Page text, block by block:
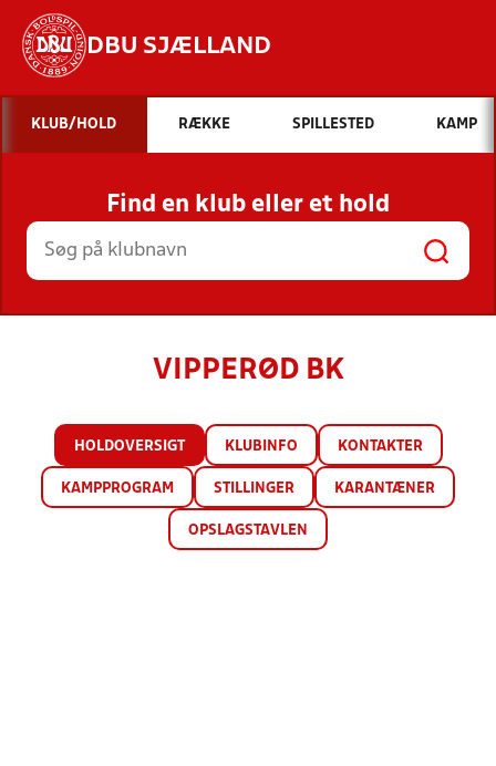
DBU SJÆLLAND
Hvad vil du søge efter?
INDHOLD OG NYHEDER
STILLINGER, RESULTATER, KLUBBER OG
HOLD
KLUB/HOLD RÆKKE SPILLESTED KAMP
Find en klub eller et hold
VIPPERØD BK
HOLDOVERSIGT KLUBINFO KONTAKTER
KAMPPROGRAM STILLINGER KARANTÆNER
OPSLAGSTAVLEN